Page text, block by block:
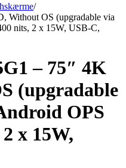
/
Without OS (upgradable via
nits, 2 x 15W, USB-C,
– 75″ 4K
(upgradable
OPS
x 15W,